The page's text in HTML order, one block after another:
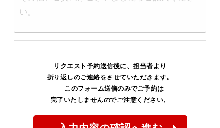
リクエスト予約送信後に、担当者より
折り返しのご連絡をさせていただきます。
このフォーム送信のみでご予約は
完了いたしませんのでご注意ください。